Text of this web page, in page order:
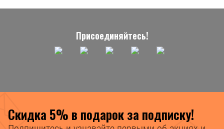
Присоединяйтесь!
Скидка 5% в подарок за подписку!